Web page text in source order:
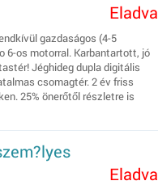
Eladva
gazdaságos (4-5
6-os motorral. Karbantartott, jó
Jéghideg dupla digitális
csomagtér. 2 év friss
25% önerőtől részletre is
Eladva